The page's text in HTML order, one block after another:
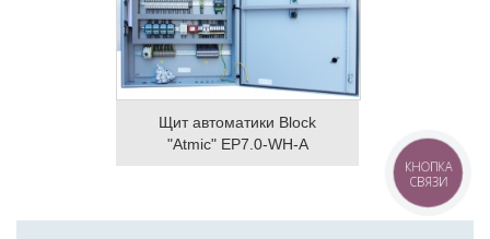
Щит автоматики Block
"Atmic" EP7.0-WH-A
КНОПКА
СВЯЗИ